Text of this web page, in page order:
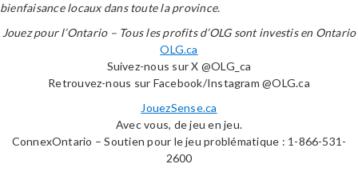
bienfaisance locaux dans toute la province.
Jouez pour l’Ontario – Tous les profits d’OLG sont investis en Ontario
OLG.ca
Suivez-nous sur X @OLG_ca
Retrouvez-nous sur Facebook/Instagram @OLG.ca
JouezSense.ca
Avec vous, de jeu en jeu.
ConnexOntario – Soutien pour le jeu problématique : 1-866-531-
2600